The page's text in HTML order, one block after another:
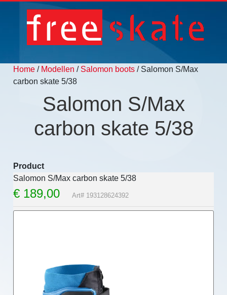
Home / Modellen / Salomon boots / Salomon S/Max
carbon skate 5/38
Salomon S/Max
carbon skate 5/38
Product
Salomon S/Max carbon skate 5/38
€ 189,00 Art# 193128624392